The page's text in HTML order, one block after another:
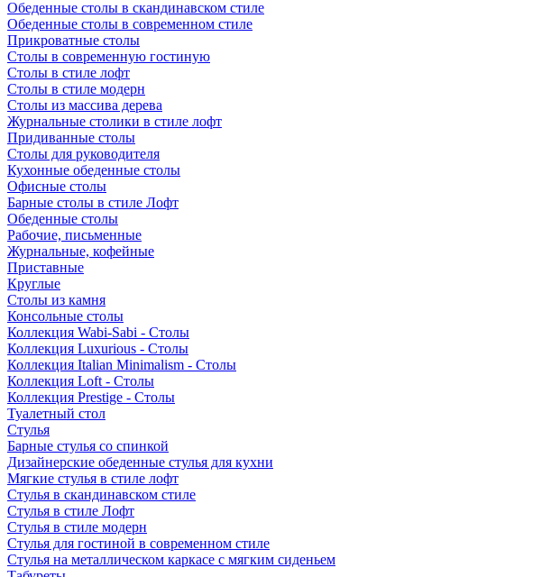
Обеденные столы в скандинавском стиле
Обеденные столы в современном стиле
Прикроватные столы
Столы в современную гостиную
Столы в стиле лофт
Столы в стиле модерн
Столы из массива дерева
Журнальные столики в стиле лофт
Придиванные столы
Столы для руководителя
Кухонные обеденные столы
Офисные столы
Барные столы в стиле Лофт
Обеденные столы
Рабочие, письменные
Журнальные, кофейные
Приставные
Круглые
Столы из камня
Консольные столы
Коллекция Wabi-Sabi - Столы
Коллекция Luxurious - Столы
Коллекция Italian Minimalism - Столы
Коллекция Loft - Столы
Коллекция Prestige - Столы
Туалетный стол
Стулья
Барные стулья со спинкой
Дизайнерские обеденные стулья для кухни
Мягкие стулья в стиле лофт
Стулья в скандинавском стиле
Стулья в стиле Лофт
Стулья в стиле модерн
Стулья для гостиной в современном стиле
Стулья на металлическом каркасе с мягким сиденьем